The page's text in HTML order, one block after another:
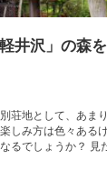
井沢」の森
荘地として、あま
しみ方は色々ある
るでしょうか？ 見